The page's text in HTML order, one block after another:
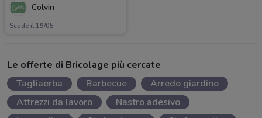
Colvin
Scade il 19/05
Le offerte di Bricolage più cercate
Tagliaerba
Barbecue
Arredo giardino
Attrezzi da lavoro
Nastro adesivo